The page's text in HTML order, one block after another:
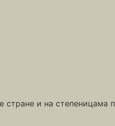
стране и на степеницама